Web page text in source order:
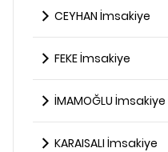
CEYHAN İmsakiye
FEKE İmsakiye
İMAMOĞLU İmsakiye
KARAISALI İmsakiye